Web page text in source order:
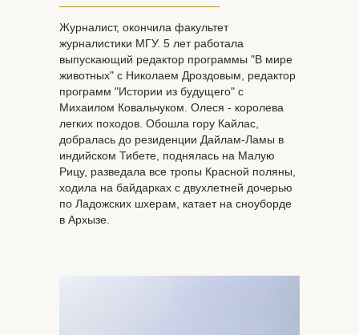
Журналист, окончила факультет
журналистики МГУ. 5 лет работала
выпускающий редактор программы "В мире
животных" с Николаем Дроздовым, редактор
программ "Истории из будущего" с
Михаилом Ковальчуком. Олеся - королева
легких походов. Обошла гору Кайлас,
добралась до резиденции Дайлам-Ламы в
индийском Тибете, поднялась на Малую
Рицу, разведала все тропы Красной поляны,
ходила на байдарках с двухлетней дочерью
по Ладожских шхерам, катает на сноуборде
в Архызе.